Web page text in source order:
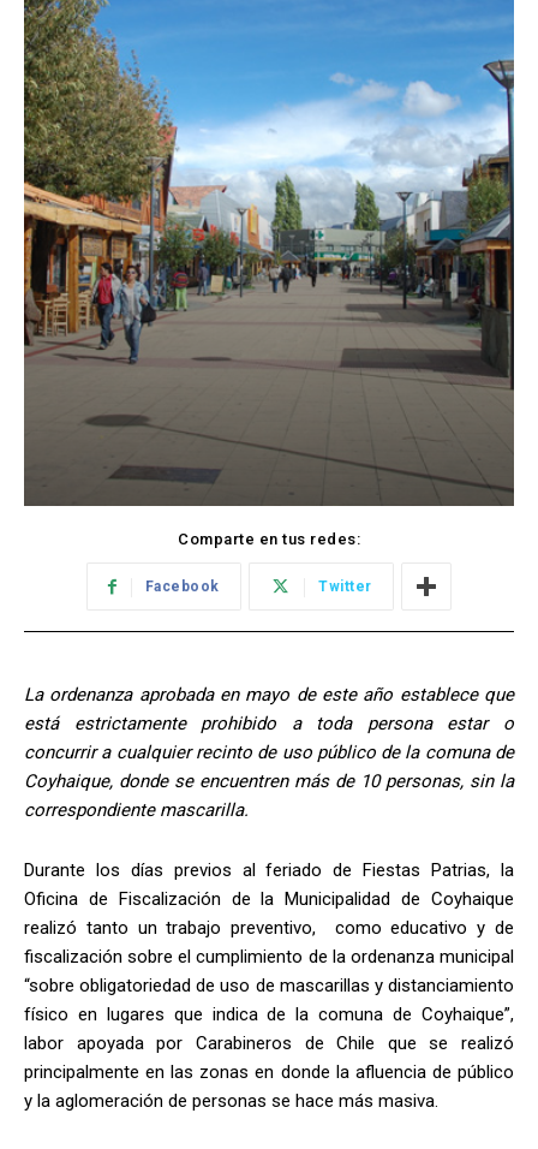
Comparte en tus redes:
Facebook Twitter
La ordenanza aprobada en mayo de este año establece que
está estrictamente prohibido a toda persona estar o
concurrir a cualquier recinto de uso público de la comuna de
Coyhaique, donde se encuentren más de 10 personas, sin la
correspondiente mascarilla.
Durante los días previos al feriado de Fiestas Patrias, la
Oficina de Fiscalización de la Municipalidad de Coyhaique
realizó tanto un trabajo preventivo, como educativo y de
fiscalización sobre el cumplimiento de la ordenanza municipal
“sobre obligatoriedad de uso de mascarillas y distanciamiento
físico en lugares que indica de la comuna de Coyhaique”,
labor apoyada por Carabineros de Chile que se realizó
principalmente en las zonas en donde la afluencia de público
y la aglomeración de personas se hace más masiva.